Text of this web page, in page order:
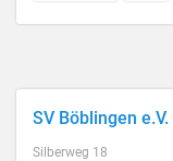
SV Böblingen e.V.
Silberweg 18